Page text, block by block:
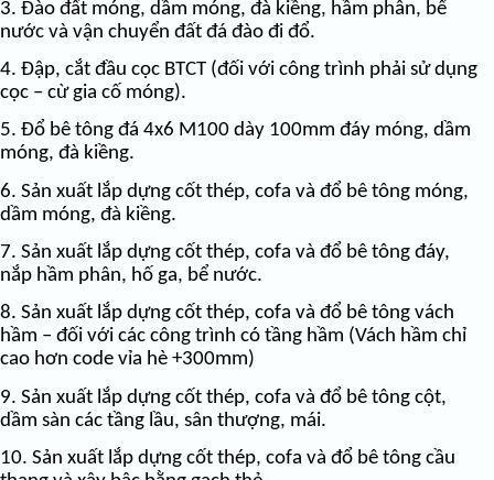
3. Đào đất móng, dầm móng, đà kiềng, hầm phân, bể
nước và vận chuyển đất đá đào đi đổ.
4. Đập, cắt đầu cọc BTCT (đối với công trình phải sử dụng
cọc – cừ gia cố móng).
5. Đổ bê tông đá 4x6 M100 dày 100mm đáy móng, dầm
móng, đà kiềng.
6. Sản xuất lắp dựng cốt thép, cofa và đổ bê tông móng,
dầm móng, đà kiềng.
7. Sản xuất lắp dựng cốt thép, cofa và đổ bê tông đáy,
nắp hầm phân, hố ga, bể nước.
8. Sản xuất lắp dựng cốt thép, cofa và đổ bê tông vách
hầm – đối với các công trình có tầng hầm (Vách hầm chỉ
cao hơn code vỉa hè +300mm)
9. Sản xuất lắp dựng cốt thép, cofa và đổ bê tông cột,
dầm sàn các tầng lầu, sân thượng, mái.
10. Sản xuất lắp dựng cốt thép, cofa và đổ bê tông cầu